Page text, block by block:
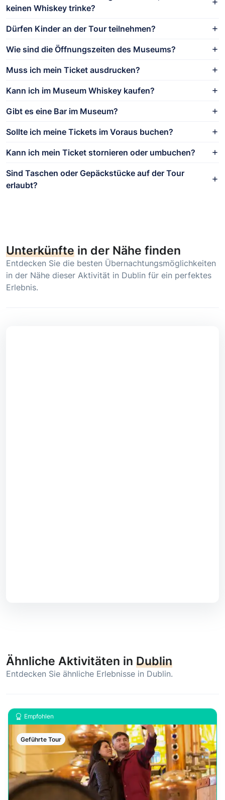
keinen Whiskey trinke?
Dürfen Kinder an der Tour teilnehmen?
Wie sind die Öffnungszeiten des Museums?
Muss ich mein Ticket ausdrucken?
Kann ich im Museum Whiskey kaufen?
Gibt es eine Bar im Museum?
Sollte ich meine Tickets im Voraus buchen?
Kann ich mein Ticket stornieren oder umbuchen?
Sind Taschen oder Gepäckstücke auf der Tour
erlaubt?
Unterkünfte in der Nähe finden
Entdecken Sie die besten Übernachtungsmöglichkeiten
in der Nähe dieser Aktivität in Dublin für ein perfektes
Erlebnis.
Ähnliche Aktivitäten in Dublin
Entdecken Sie ähnliche Erlebnisse in Dublin.
Empfohlen
Geführte Tour